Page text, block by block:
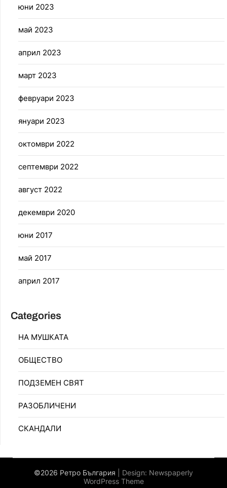
юни 2023
май 2023
април 2023
март 2023
февруари 2023
януари 2023
октомври 2022
септември 2022
август 2022
декември 2020
юни 2017
май 2017
април 2017
Categories
НА МУШКАТА
ОБЩЕСТВО
ПОДЗЕМЕН СВЯТ
РАЗОБЛИЧЕНИ
СКАНДАЛИ
©2026 Ретро България | Design: Newspaperly
WordPress Theme